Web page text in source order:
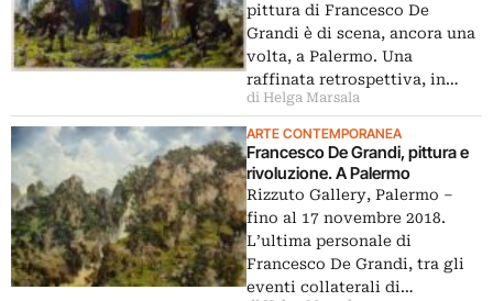
pittura di Francesco De
Grandi è di scena, ancora una
volta, a Palermo. Una
raffinata retrospettiva, in…
di Helga Marsala
ARTE CONTEMPORANEA
Francesco De Grandi, pittura e
rivoluzione. A Palermo
Rizzuto Gallery, Palermo ‒
fino al 17 novembre 2018.
L’ultima personale di
Francesco De Grandi, tra gli
eventi collaterali di…